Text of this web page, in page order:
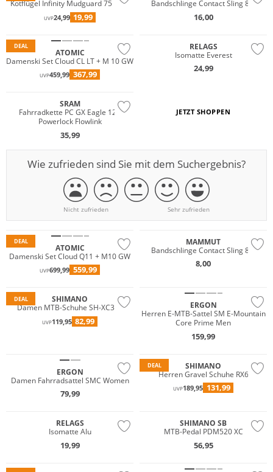
Kotflügel Infinity Mudguard 75 Rear
UVP24,99 19,99
Bandschlinge Contact Sling 8.0
16,00
DEAL
ATOMIC
Damenski Set Cloud CL LT + M 10 GW
UVP459,99 367,99
RELAGS
Isomatte Everest
24,99
SRAM
Fahrradkette PC GX Eagle 126
Powerlock Flowlink
35,99
JETZT SHOPPEN
Wie zufrieden sind Sie mit dem Suchergebnis?
Nicht zufrieden Sehr zufrieden
DEAL
ATOMIC
Damenski Set Cloud Q11 + M10 GW
UVP699,99 559,99
MAMMUT
Bandschlinge Contact Sling 8.0
8,00
DEAL
SHIMANO
Damen MTB-Schuhe SH-XC300
UVP119,95 82,99
ERGON
Herren E-MTB-Sattel SM E-Mountain
Core Prime Men
159,99
ERGON
Damen Fahrradsattel SMC Women
79,99
DEAL
SHIMANO
Herren Gravel Schuhe RX6
UVP189,95 131,99
RELAGS
Isomatte Alu
19,99
SHIMANO SB
MTB-Pedal PDM520 XC
56,95